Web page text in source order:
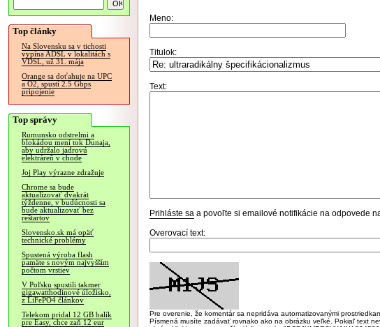
Top články
Na Slovensku sa v tichosti
vypína ADSL v lokalitách s
VDSL, už 31. mája
Orange sa doťahuje na UPC
a O2, spustí 2.5 Gbps
pripojenie
Top správy
Rumunsko odstrelmi a
blokádou mení tok Dunaja,
aby udržalo jadrovú
elektráreň v chode
Joj Play výrazne zdražuje
Chrome sa bude
aktualizovať dvakrát
týždenne, v budúcnosti sa
bude aktualizovať bez
reštartov
Slovensko.sk má opäť
technické problémy
Spustená výroba flash
pamäte s novým najvyšším
počtom vrstiev
V Poľsku spustili takmer
gigawatthodinové úložisko,
z LiFePO4 článkov
Telekom pridal 12 GB balík
pre Easy, chce zaň 12 eur
Meno:
Titulok:
Text:
Prihláste sa a povoľte si emailové notifikácie na odpovede
Overovací text:
Pre overenie, že komentár sa nepridáva automatizovanými
Písmená musíte zadávať rovnako ako na obrázku veľké. Pokiaľ text